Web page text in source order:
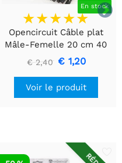

En stock
Opencircuit Câble plat
Mâle-Femelle 20 cm 40
pièces
€ 2,40 € 1,20
Voir le produit